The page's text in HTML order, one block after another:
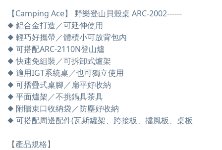
【Camping Ace】 野樂登山貝殼桌 ARC-2002------
◆ 鋁合金打造／可延伸使用
◆ 輕巧好攜帶／體積小可放背包內
◆ 可搭配ARC-2110N登山爐
◆ 快速免組裝／可拆卸式爐架
◆ 適用IGT系統桌／也可獨立使用
◆ 可摺疊式桌腳／扁平好收納
◆ 平面爐架／不挑鍋具茶具
◆ 附贈束口收納袋／防塵好收納
◆ 可搭配周邊配件(瓦斯罐架、跨接板、擋風板、桌板
【產品規格】